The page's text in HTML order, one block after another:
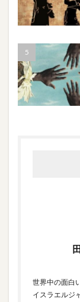
世界中の面白
イスラエルジ